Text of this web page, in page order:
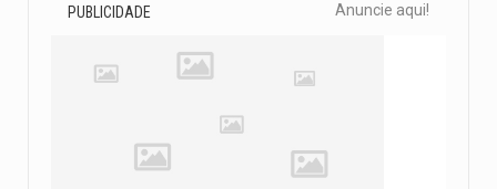
PUBLICIDADE Anuncie aqui!